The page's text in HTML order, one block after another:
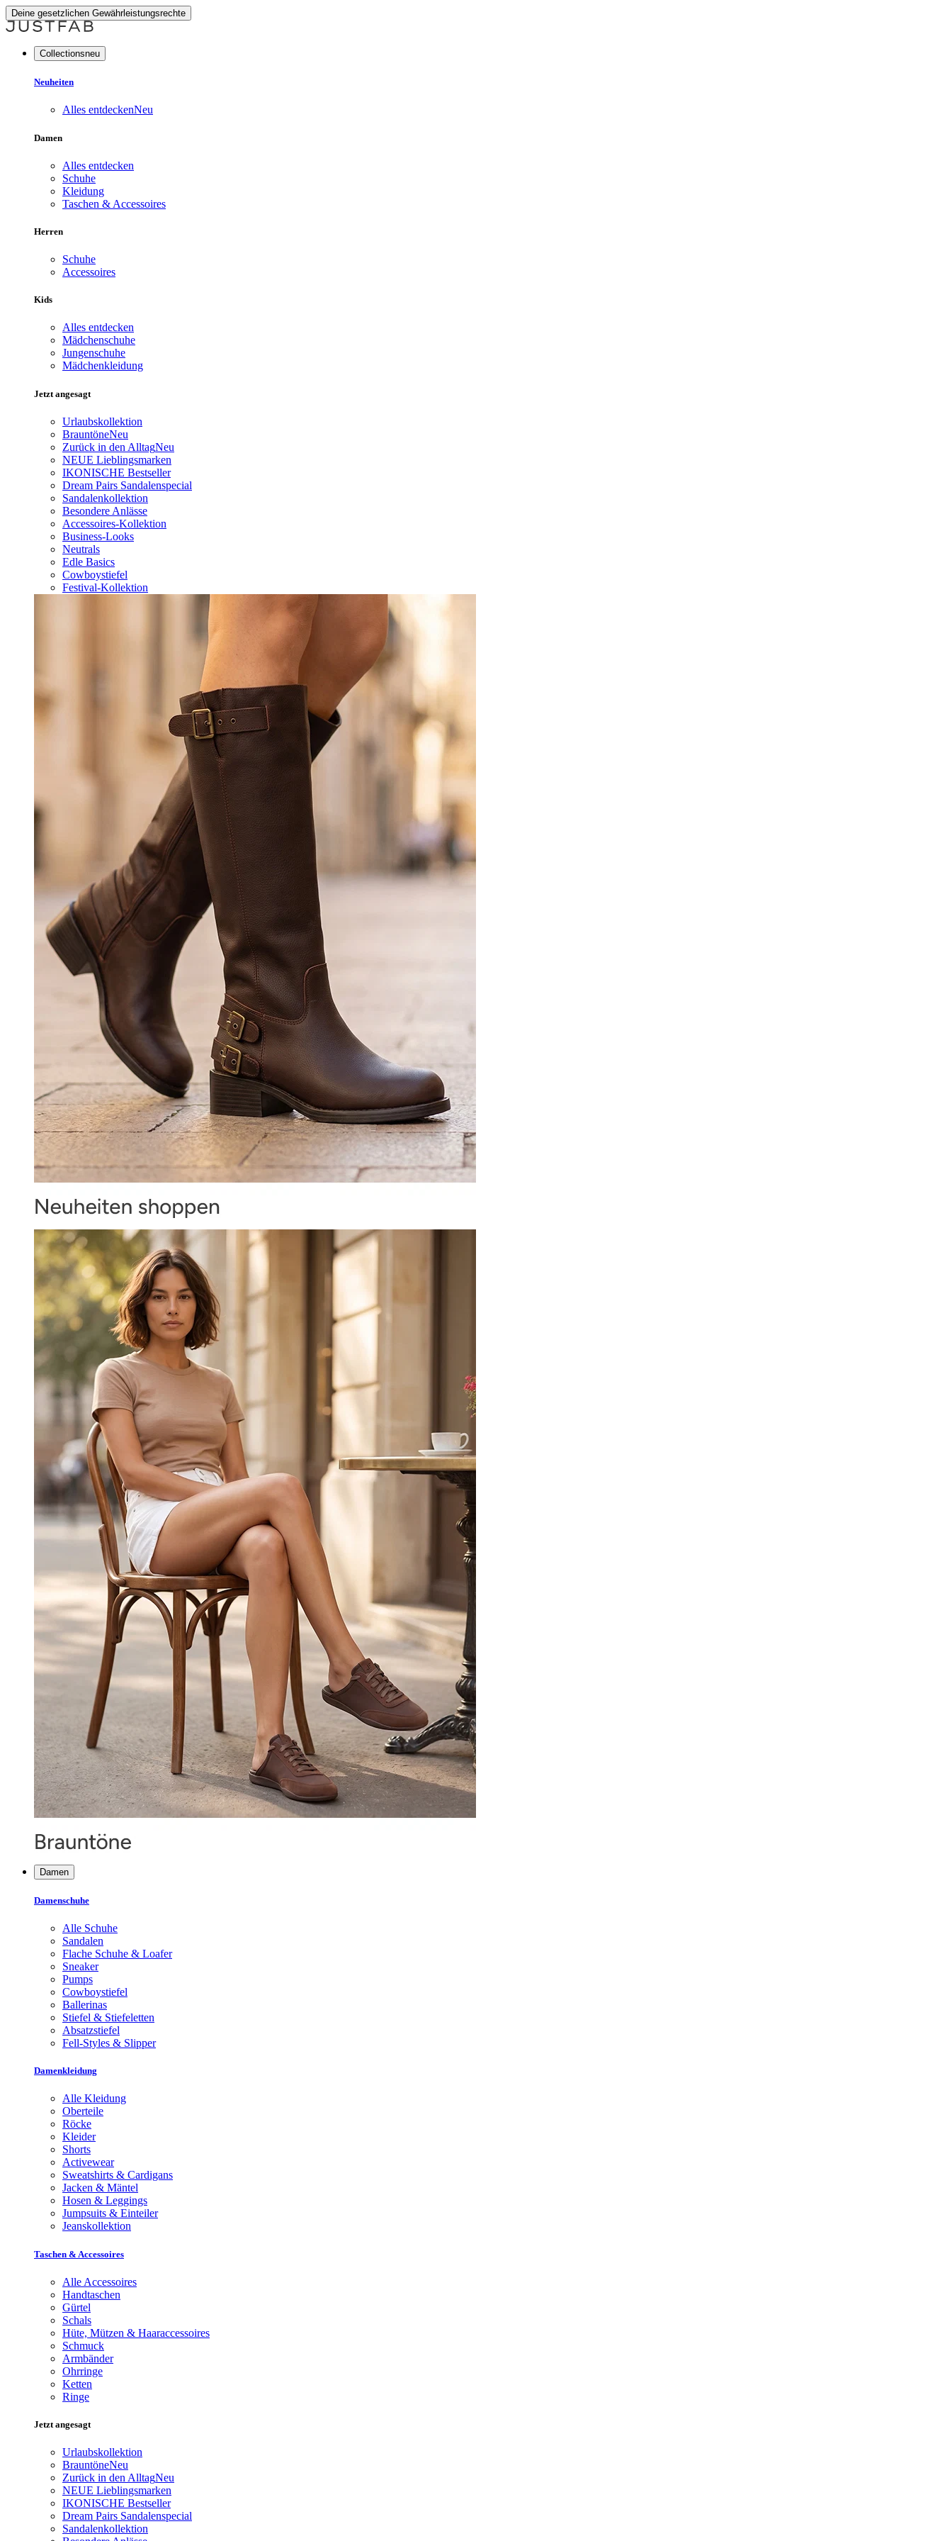
Deine gesetzlichen Gewährleistungsrechte
Collectionsneu
Neuheiten
Alles entdeckenNeu
Damen
Alles entdecken
Schuhe
Kleidung
Taschen & Accessoires
Herren
Schuhe
Accessoires
Kids
Alles entdecken
Mädchenschuhe
Jungenschuhe
Mädchenkleidung
Jetzt angesagt
Urlaubskollektion
BrauntöneNeu
Zurück in den AlltagNeu
NEUE Lieblingsmarken
IKONISCHE Bestseller
Dream Pairs Sandalenspecial
Sandalenkollektion
Besondere Anlässe
Accessoires-Kollektion
Business-Looks
Neutrals
Edle Basics
Cowboystiefel
Festival-Kollektion
Damen
Damenschuhe
Alle Schuhe
Sandalen
Flache Schuhe & Loafer
Sneaker
Pumps
Cowboystiefel
Ballerinas
Stiefel & Stiefeletten
Absatzstiefel
Fell-Styles & Slipper
Damenkleidung
Alle Kleidung
Oberteile
Röcke
Kleider
Shorts
Activewear
Sweatshirts & Cardigans
Jacken & Mäntel
Hosen & Leggings
Jumpsuits & Einteiler
Jeanskollektion
Taschen & Accessoires
Alle Accessoires
Handtaschen
Gürtel
Schals
Hüte, Mützen & Haaraccessoires
Schmuck
Armbänder
Ohrringe
Ketten
Ringe
Jetzt angesagt
Urlaubskollektion
BrauntöneNeu
Zurück in den AlltagNeu
NEUE Lieblingsmarken
IKONISCHE Bestseller
Dream Pairs Sandalenspecial
Sandalenkollektion